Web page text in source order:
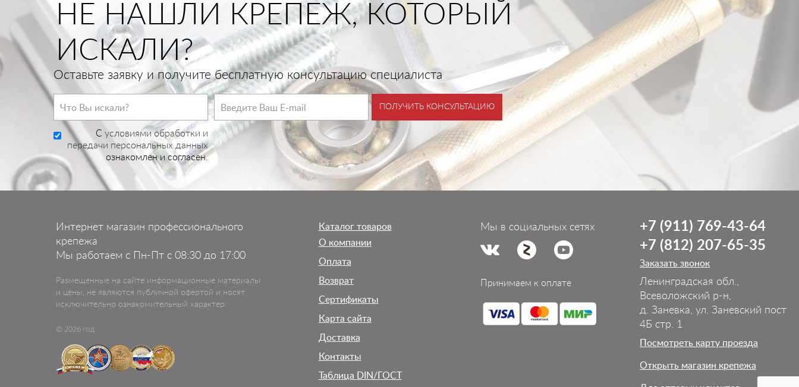
НЕ НАШЛИ КРЕПЕЖ, КОТОРЫЙ
ИСКАЛИ?
Оставьте заявку и получите бесплатную консультацию специалиста
C условиями обработки и
передачи персональных данных
ознакомлен и согласен.
ПОЛУЧИТЬ КОНСУЛЬТАЦИЮ
Интернет магазин профессионального
крепежа
Мы работаем с Пн-Пт с 08:30 до 17:00
Размещенные на сайте информационные материалы
и цены, не являются публичной офертой и носят
исключительно ознакомительный характер.
© 2026 год
Каталог товаров
О компании
Оплата
Возврат
Сертификаты
Карта сайта
Доставка
Контакты
Таблица DIN/ГОСТ
Мы в социальных сетях
Принимаем к оплате
+7 (911) 769-43-64
+7 (812) 207-65-35
Заказать звонок
Ленинградская обл.,
Всеволожский р-н,
д. Заневка, ул. Заневский пост
4Б стр. 1
Посмотреть карту проезда
Открыть магазин крепежа